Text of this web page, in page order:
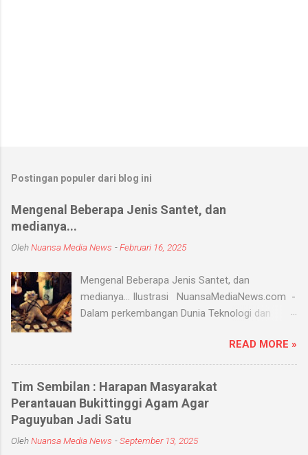
Postingan populer dari blog ini
Mengenal Beberapa Jenis Santet, dan
medianya...
OlehNuansa Media News -Februari 16, 2025
Mengenal Beberapa Jenis Santet, dan
medianya... Ilustrasi NuansaMediaNews.com -
Dalam perkembangan Dunia Teknologi dan
yang hingga saat ini masih ada dan berkembang
di masyarakat. Menurut Kamus Besar Bahasa
Indonesia (KBBI) santet berarti sihir, menyihir.
Ilmu Santet merupakan aliran ilmu hitam yang
digunakan untuk mengendalikan alam seperti
supranatural dari paranormal. Biasanya, santet
READ MORE »
Tim Sembilan : Harapan Masyarakat
Perantauan Bukittinggi Agam Agar
Paguyuban Jadi Satu
OlehNuansa Media News -September 13, 2025